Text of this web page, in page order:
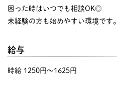
困った時はいつでも相談OK◎
未経験の方も始めやすい環境です。
給与
時給 1250円〜1625円